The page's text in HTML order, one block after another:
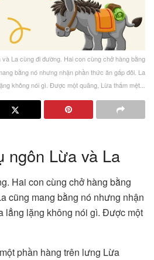
và La cùng đi đường. Hai con cùng chở hàng bằng
bằng nó nhưng nhận phần thức ăn gấp đôi. La
không nói gì. Được một quãng, Lừa thấm mệt...
ngôn Lừa và La
Hai con cùng chở hàng bằng
cũng mang bằng nó nhưng nhận
lẳng lặng không nói gì. Được một
phần hàng trên lưng Lừa